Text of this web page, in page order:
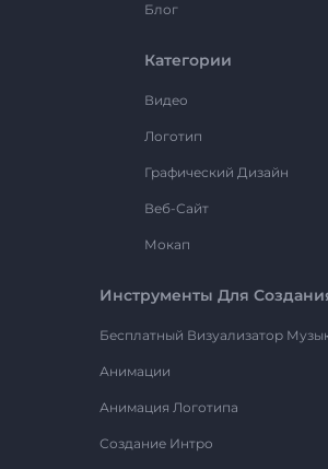
Блог
Категории
Видео
Логотип
Графический Дизайн
Веб-Сайт
Мокап
Инструменты Для
Бесплатный Визуализатор
Анимации
Анимация Логотипа
Создание Интро